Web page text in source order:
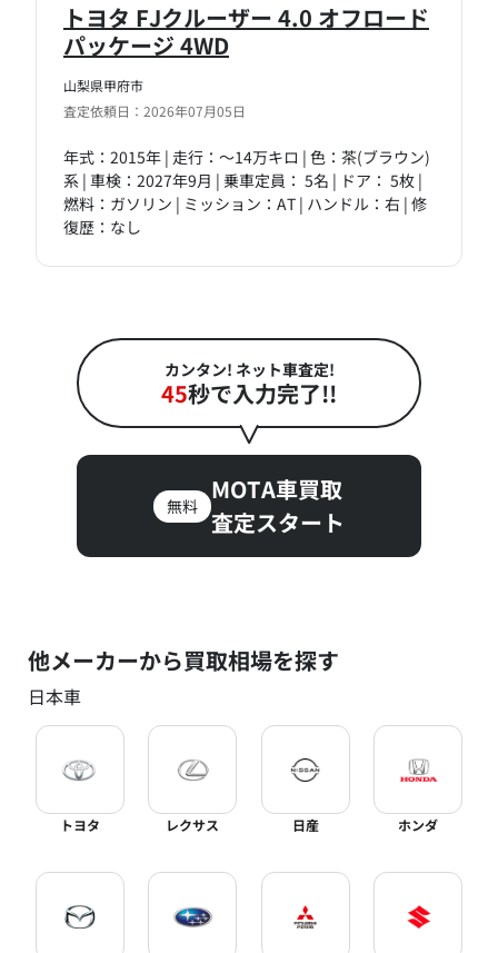
山梨県甲府市
査定依頼日：2026年07月05日
トヨタ FJクルーザー 4.0 オフロード
パッケージ 4WD
年式：2015年 | 走行：～14万キロ | 色：茶(ブラウン)
系 | 車検：2027年9月 | 乗車定員： 5名 | ドア： 5枚 |
燃料：ガソリン | ミッション：AT | ハンドル：右 | 修
復歴：なし
カンタン! ネット車査定!
45秒で入力完了!!
無料
MOTA車買取
査定スタート
他メーカーから買取相場を探す
日本車
トヨタ レクサス 日産 ホンダ